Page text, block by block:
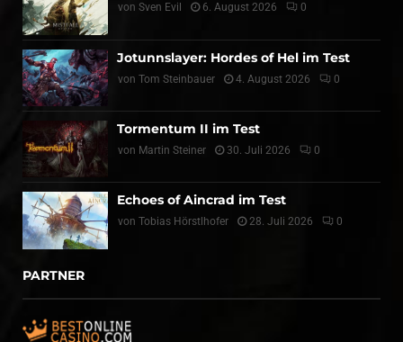
von Sven Evil 6. August 2026 0
Jotunnslayer: Hordes of Hel im Test
von Tom Steinbauer 4. August 2026 0
Tormentum II im Test
von Martin Steiner 30. Juli 2026 0
Echoes of Aincrad im Test
von Tobias Hörstlhofer 28. Juli 2026 0
PARTNER